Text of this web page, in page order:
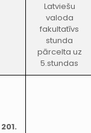
Latviešu
valoda
fakultatīvs
stunda
pārcelta uz
5.stundas
201.